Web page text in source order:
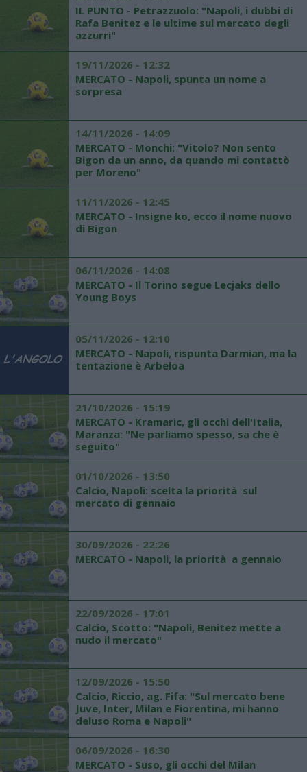
IL PUNTO - Petrazzuolo: "Napoli, i dubbi di
Rafa Benitez e le ultime sul mercato degli
azzurri"
19/11/2026 - 12:32
MERCATO - Napoli, spunta un nome a
sorpresa
14/11/2026 - 14:09
MERCATO - Monchi: "Vitolo? Non sento
Bigon da un anno, da quando mi contattò
per Moreno"
11/11/2026 - 12:45
MERCATO - Insigne ko, ecco il nome nuovo
di Bigon
06/11/2026 - 14:08
MERCATO - Il Torino segue Lecjaks dello
Young Boys
05/11/2026 - 12:10
MERCATO - Napoli, rispunta Darmian, ma la
tentazione è Arbeloa
21/10/2026 - 15:19
MERCATO - Kramaric, gli occhi dell'Italia,
Maranza: "Ne parliamo spesso, sa che è
seguito"
01/10/2026 - 13:50
Calcio, Napoli: scelta la priorità sul
mercato di gennaio
30/09/2026 - 22:26
MERCATO - Napoli, la priorità a gennaio
22/09/2026 - 17:01
Calcio, Scotto: "Napoli, Benitez mette a
nudo il mercato"
12/09/2026 - 15:50
Calcio, Riccio, ag. Fifa: "Sul mercato bene
Juve, Inter, Milan e Fiorentina, mi hanno
deluso Roma e Napoli"
06/09/2026 - 16:30
MERCATO - Suso, gli occhi del Milan